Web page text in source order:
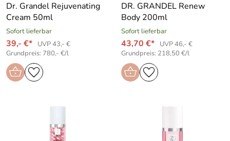
Dr. Grandel Rejuvenating
Cream 50ml
Sofort lieferbar
39,- €*
UVP 43,- €
Grundpreis: 780,- €/l
DR. GRANDEL Renew
Body 200ml
Sofort lieferbar
43,70 €*
UVP 46,- €
Grundpreis: 218,50 €/l